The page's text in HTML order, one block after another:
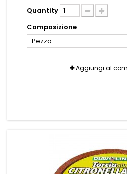
Quantity
Composizione
Pezzo
Aggiungi al